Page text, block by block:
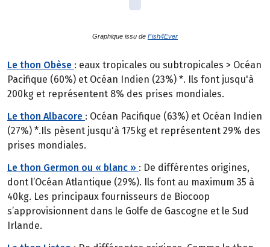
Graphique issu de Fish4Ever
Le thon Obèse : eaux tropicales ou subtropicales > Océan
Pacifique (60%) et Océan Indien (23%) *. Ils font jusqu'à
200kg et représentent 8% des prises mondiales.
Le thon Albacore : Océan Pacifique (63%) et Océan Indien
(27%) *.Ils pèsent jusqu'à 175kg et représentent 29% des
prises mondiales.
Le thon Germon ou « blanc » : De différentes origines,
dont l’Océan Atlantique (29%). Ils font au maximum 35 à
40kg. Les principaux fournisseurs de Biocoop
s’approvisionnent dans le Golfe de Gascogne et le Sud
Irlande.